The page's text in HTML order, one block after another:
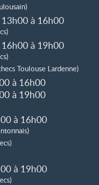
à 16h00
à 19h00
Toulouse Lardenne)
à 16h00
à 19h00
à 16h00
à 19h00